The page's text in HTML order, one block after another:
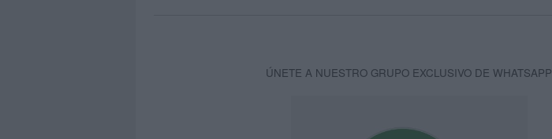
ÚNETE A NUESTRO GRUPO EXCLUSIVO DE WHATSAPP